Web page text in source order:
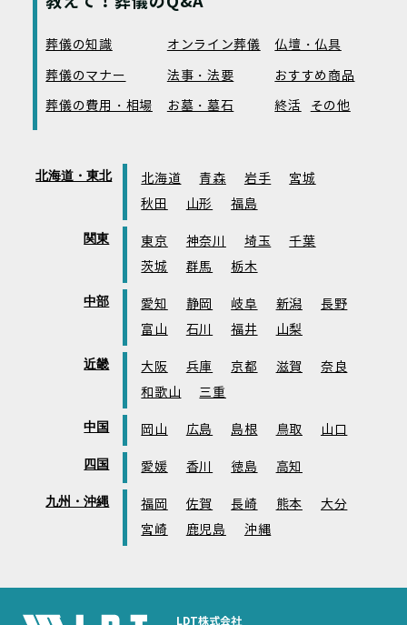
葬儀の知識 オンライン葬儀
仏壇・仏具
葬儀のマナー
法事・法要
おすすめ商品
葬儀の費用・相場
お墓・墓石 終活 その他
北海道・東北 北海道 青森 岩手
宮城
秋田
山形 福島
関東 東京 神奈川 埼玉
千葉
茨城
群馬 栃木
中部 愛知 静岡 岐阜 新潟
長野
富山
石川 福井 山梨
近畿 大阪 兵庫 京都 滋賀
奈良
和歌山
三重
中国 岡山 広島 島根 鳥取 山口
四国 愛媛 香川 徳島 高知
九州・沖縄 福岡 佐賀 長崎 熊本
大分
宮崎
鹿児島 沖縄
LDT株式会社